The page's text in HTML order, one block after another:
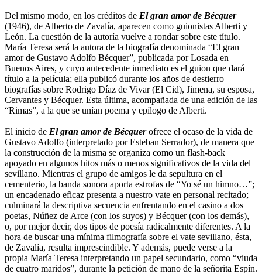
Del mismo modo, en los créditos de El gran amor de Bécquer
(1946), de Alberto de Zavalía, aparecen como guionistas Alberti y
León. La cuestión de la autoría vuelve a rondar sobre este título.
María Teresa será la autora de la biografía denominada “El gran
amor de Gustavo Adolfo Bécquer”, publicada por Losada en
Buenos Aires, y cuyo antecedente inmediato es el guion que dará
título a la película; ella publicó durante los años de destierro
biografías sobre Rodrigo Díaz de Vivar (El Cid), Jimena, su esposa,
Cervantes y Bécquer. Esta última, acompañada de una edición de las
“Rimas”, a la que se unían poema y epílogo de Alberti.
El inicio de El gran amor de Bécquerofrece el ocaso de la vida de
Gustavo Adolfo (interpretado por Esteban Serrador), de manera que
la construcción de la misma se organiza como un flash-back
apoyado en algunos hitos más o menos significativos de la vida del
sevillano. Mientras el grupo de amigos le da sepultura en el
cementerio, la banda sonora aporta estrofas de “Yo sé un himno…”;
un encadenado eficaz presenta a nuestro vate en personal recitado;
culminará la descriptiva secuencia enfrentando en el casino a dos
poetas, Núñez de Arce (con los suyos) y Bécquer (con los demás),
o, por mejor decir, dos tipos de poesía radicalmente diferentes. A la
hora de buscar una mínima filmografía sobre el vate sevillano, ésta,
de Zavalía, resulta imprescindible. Y además, puede verse a la
propia María Teresa interpretando un papel secundario, como “viuda
de cuatro maridos”, durante la petición de mano de la señorita Espín.